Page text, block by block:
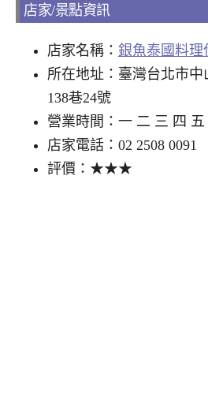
店家/景點資訊
店家名稱： 銀魚泰國料理
所在地址：臺灣台北市
138巷24號
營業時間：一 二 三 四 五
店家電話：02 2508 0091
評價：★★★